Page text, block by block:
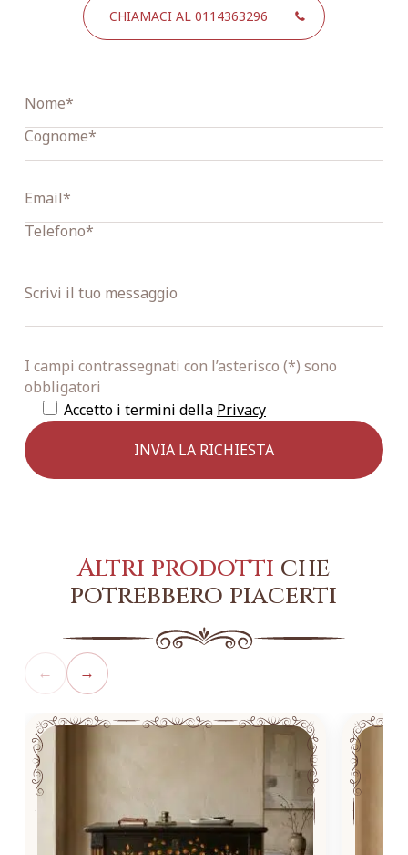
CHIAMACI AL 0114363296
I campi contrassegnati con l’asterisco (*) sono
obbligatori
Accetto i termini della Privacy
Altri prodotti che
potrebbero piacerti
← →